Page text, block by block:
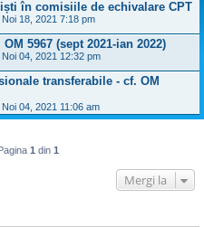
în comisiile de echivalare CPT
18, 2021 7:18 pm
5967 (sept 2021-ian 2022)
04, 2021 12:32 pm
transferabile - cf. OM
04, 2021 11:06 am
1 din 1
Mergi la